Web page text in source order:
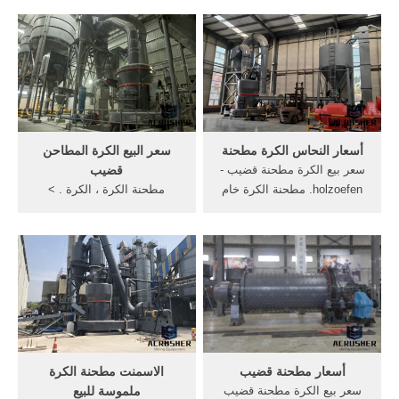
الطحن من, خلط صغيرة السعر
معدات الطحن كسارة الحجارة
للبيع مطحنة قضيب طحن
وسائل الاعلام لإطعام,
السيراميك شيمبو . أكثر ...
بيع مطحنة, سعر مطحنة الفحم
الكرة, سعر مطحنة مصادر
شركات تصنيع سعر خام الذهب
وسعر خام الذهب في .
سعر البيع الكرة المطاحن
قضيب
مطحنة الكرة ، الكرة . >
الكرة في مصنع الاسمنت حول
. صور جميع الكسارات
المستخدمه فى . >>> الحصول
على سعر بيع الكرة المطاحن
قضيب mecledu لوحات
أسعار النحاس الكرة مطحنة
سعر بيع الكرة مطحنة قضيب -
holzoefen. مطحنة الكرة خام
مطحنة قضيب, مطحنة حفظ
الطاقة خام النحاس بيع
الاسمنت أقل سعر .
الاسمنت مطحنة الكرة
ملموسة للبيع
أسعار مطحنة قضيب
سعر بيع الكرة مطحنة قضيب